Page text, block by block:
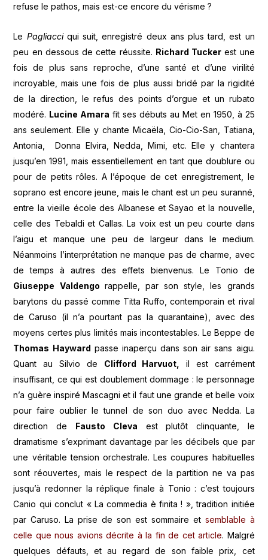
refuse le pathos, mais est-ce encore du vérisme ?
Le Pagliacciqui suit, enregistré deux ans plus tard, est un
peu en dessous de cette réussite. Richard Tucker est une
fois de plus sans reproche, d’une santé et d’une virilité
incroyable, mais une fois de plus aussi bridé par la rigidité
de la direction, le refus des points d’orgue et un rubato
modéré. Lucine Amara fit ses débuts au Met en 1950, à 25
ans seulement. Elle y chante Micaëla, Cio-Cio-San, Tatiana,
Antonia, Donna Elvira, Nedda, Mimi, etc. Elle y chantera
jusqu’en 1991, mais essentiellement en tant que doublure ou
pour de petits rôles. A l’époque de cet enregistrement, le
soprano est encore jeune, mais le chant est un peu suranné,
entre la vieille école des Albanese et Sayao et la nouvelle,
celle des Tebaldi et Callas. La voix est un peu courte dans
l’aigu et manque une peu de largeur dans le medium.
Néanmoins l’interprétation ne manque pas de charme, avec
de temps à autres des effets bienvenus. Le Tonio de
Giuseppe Valdengo rappelle, par son style, les grands
barytons du passé comme Titta Ruffo, contemporain et rival
de Caruso (il n’a pourtant pas la quarantaine), avec des
moyens certes plus limités mais incontestables. Le Beppe de
Thomas Hayward passe inaperçu dans son air sans aigu.
Quant au Silvio de Clifford Harvuot, il est carrément
insuffisant, ce qui est doublement dommage : le personnage
n’a guère inspiré Mascagni et il faut une grande et belle voix
pour faire oublier le tunnel de son duo avec Nedda. La
direction de
Fausto Cleva est plutôt clinquante, le
dramatisme s’exprimant davantage par les décibels que par
une véritable tension orchestrale. Les coupures habituelles
sont réouvertes, mais le respect de la partition ne va pas
jusqu’à redonner la réplique finale à Tonio : c’est toujours
Canio qui conclut « La commedia è finita ! », tradition initiée
par Caruso. La prise de son est sommaire et semblable à
celle que nous avions décrite à la fin de cet article. Malgré
quelques défauts, et au regard de son faible prix, cet